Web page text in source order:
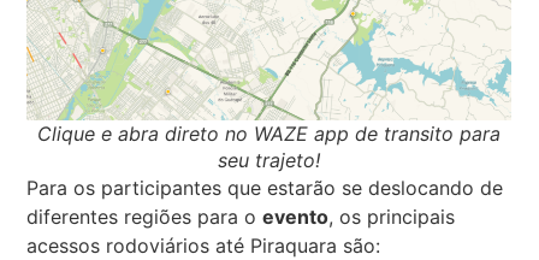
Clique e abra direto no WAZE app de transito para
seu trajeto!
Para os participantes que estarão se deslocando de
diferentes regiões para oevento, os principais
acessos rodoviários até Piraquara são: